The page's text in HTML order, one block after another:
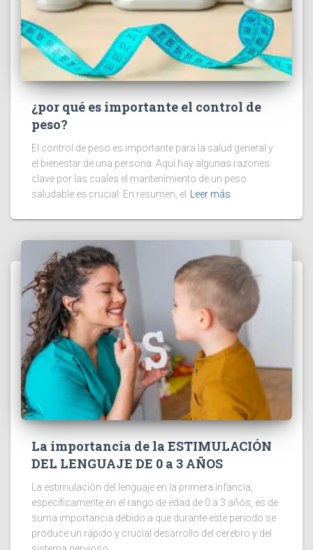
¿por qué es importante el control de
peso?
El control de peso es importante para la salud general y
el bienestar de una persona. Aquí hay algunas razones
clave por las cuales el mantenimiento de un peso
saludable es crucial: En resumen, el
Leer más
La importancia de la ESTIMULACIÓN
DEL LENGUAJE DE 0 a 3 AÑOS
La estimulación del lenguaje en la primera infancia,
específicamente en el rango de edad de 0 a 3 años, es de
suma importancia debido a que durante este periodo se
produce un rápido y crucial desarrollo del cerebro y del